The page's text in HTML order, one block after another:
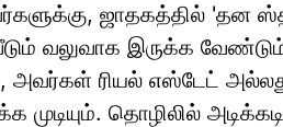
ஜாதகத்தில் 'தன
வலுவாக இருக்க
அவர்கள் ரியல் எஸ்டேட்
முடியும். தொழிலில்